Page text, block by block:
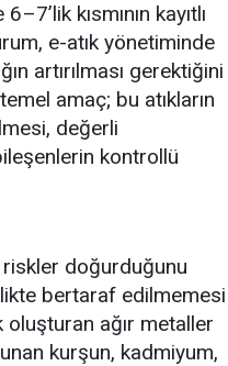
kısmının kayıtlı
e-atık yönetiminde
artırılması gerektiğini
amaç; bu atıkların
değerli
kontrollü
riskler doğurduğunu
bertaraf edilmemesi
oluşturan ağır metaller
kurşun, kadmiyum,